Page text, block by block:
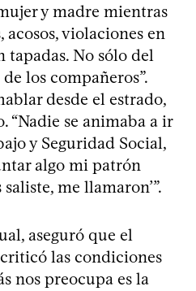
y madre mientras
acosos, violaciones en
tapadas. No sólo del
los compañeros”.
desde el estrado,
“Nadie se animaba a ir
y Seguridad Social,
algo mi patrón
me llamaron’”.
aseguró que el
las condiciones
nos preocupa es la